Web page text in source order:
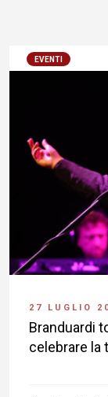
EVENTI
27 LUGLIO
Branduardi
celebrare la